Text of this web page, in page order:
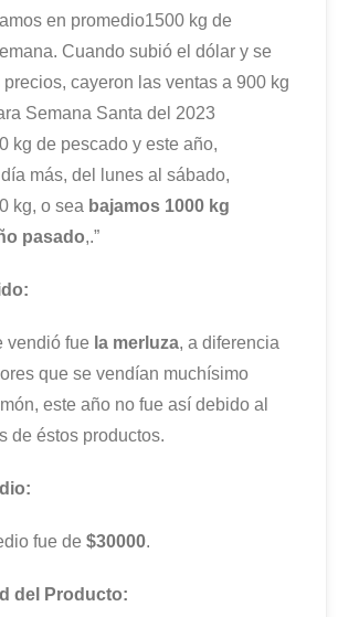
en promedio1500 kg de
Cuando subió el dólar y se
cayeron las ventas a 900 kg
Semana Santa del 2023
kg de pescado y este año,
más, del lunes al sábado,
kg, o sea bajamos 1000 kg
pasado,.”
vendió fue la merluza, a diferencia
que se vendían muchísimo
este año no fue así debido al
de éstos productos.
fue de $30000.
del Producto: